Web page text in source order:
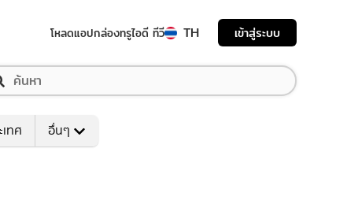
โหลดแอปกล่องทรูไอดี ทีวี TH เข้าสู่ระบบ
ทศ อื่นๆ